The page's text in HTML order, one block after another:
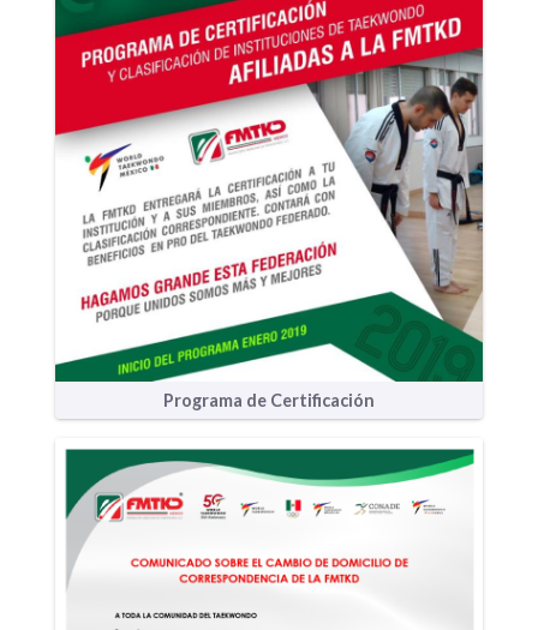
Programa de Certificación